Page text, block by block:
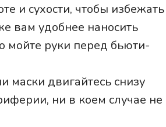
и сухости, чтобы избежать
вам удобнее наносить
мойте руки перед бьюти-
маски двигайтесь снизу
ни в коем случае не